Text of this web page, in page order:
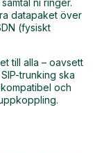
datapaket över
(fysiskt
till alla – oavsett
trunking ska
och